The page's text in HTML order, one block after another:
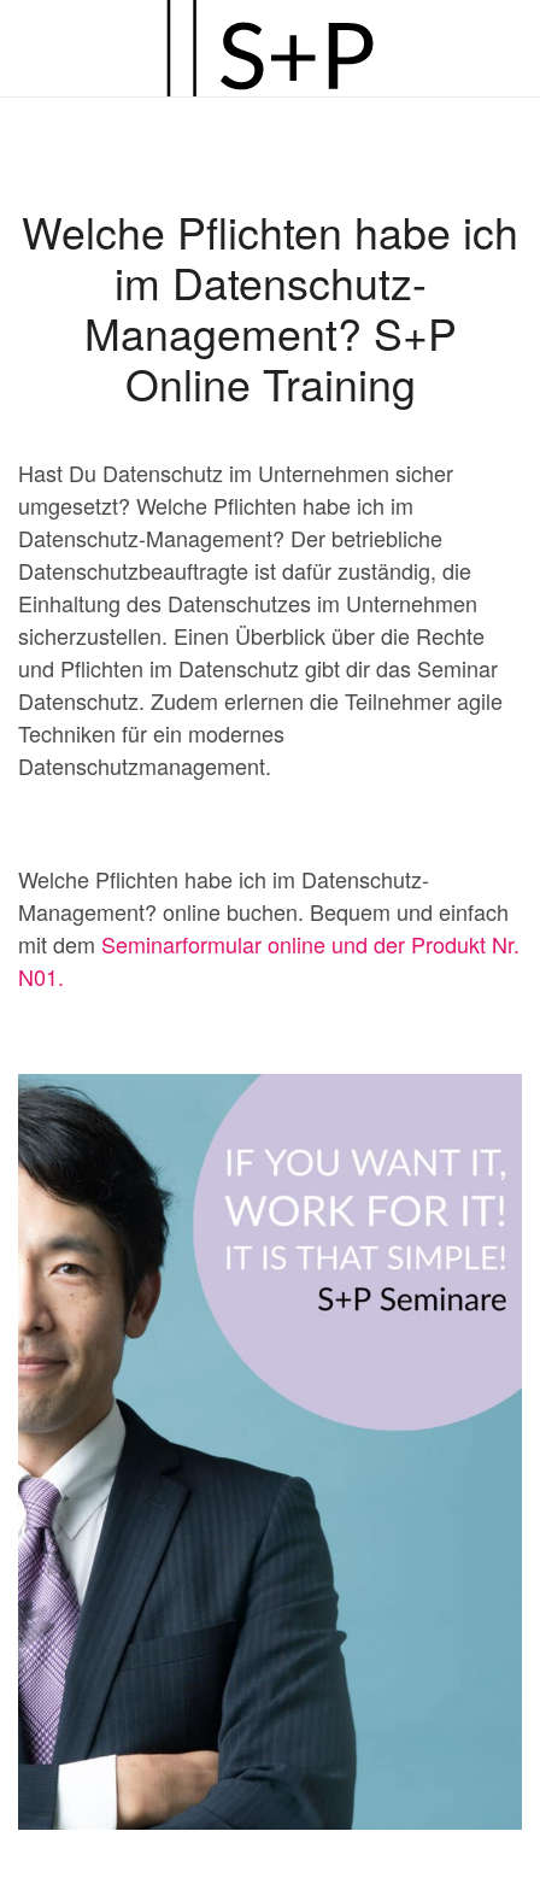
Welche Pflichten habe ich
im Datenschutz-
Management? S+P
Online Training
Hast Du Datenschutz im Unternehmen sicher
umgesetzt? Welche Pflichten habe ich im
Datenschutz-Management? Der betriebliche
Datenschutzbeauftragte ist dafür zuständig, die
Einhaltung des Datenschutzes im Unternehmen
sicherzustellen. Einen Überblick über die Rechte
und Pflichten im Datenschutz gibt dir das Seminar
Datenschutz. Zudem erlernen die Teilnehmer agile
Techniken für ein modernes
Datenschutzmanagement.
Welche Pflichten habe ich im Datenschutz-
Management? online buchen. Bequem und einfach
mit dem Seminarformular online und der Produkt Nr.
N01.